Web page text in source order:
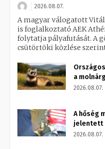
2026.08.07.
A magyar válogatott
is foglalkoztató AEK
folytatja pályafutását. A
csütörtöki közlése
a
2026.08.07.
A hőség
jelentett
2026.08.07.